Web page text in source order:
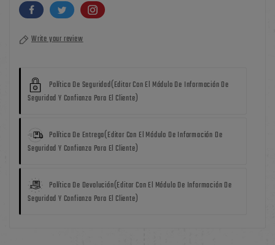
Write your review
Política De Seguridad(editar Con El Módulo De Información De
Seguridad Y Confianza Para El Cliente)
Política De Entrega(editar Con El Módulo De Información De
Seguridad Y Confianza Para El Cliente)
Política De Devolución(editar Con El Módulo De Información De
Seguridad Y Confianza Para El Cliente)